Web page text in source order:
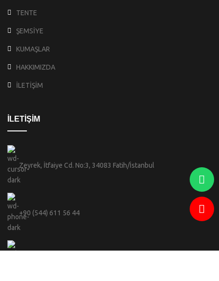
TENTE
ŞEMSİYE
KUMAŞLAR
HAKKIMIZDA
İLETİŞİM
İLETİŞİM
Zeyrek, İtfaiye Cd. No:3, 34083 Fatih/İstanbul
+90 (544) 611 56 44